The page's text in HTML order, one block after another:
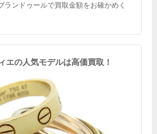
ランドゥールで買取金額をお確かめく
エの人気モデルは高価買取！